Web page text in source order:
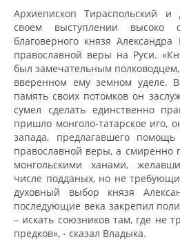
Архиепископ Тираспольский и
своем выступлении высоко
благоверного князя
православной веры на Руси.
был замечательным
вверенном ему земном уделе.
память своих потомков он
сумел сделать единственно
пришло монголо-татарское иго,
запада, предлагавшего
православной веры, а смиренно
монгольскими ханами,
числе подданых, но не
духовный выбор князя
последующие века закрепил
– искать союзников там, где не
предков», - сказал Владыка.